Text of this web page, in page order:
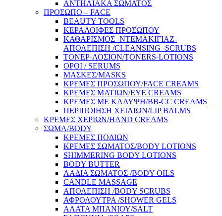
ΑΝΤΗΛΙΑΚΑ ΣΩΜΑΤΟΣ
ΠΡΟΣΩΠΟ – FACE
BEAUTY TOOLS
ΚΕΡΑΛΟΙΦΕΣ ΠΡΟΣΩΠΟΥ
ΚΑΘΑΡΙΣΜΟΣ -ΝΤΕΜΑΚΙΓΙΑΖ-
ΑΠΟΛΕΠΙΣΗ /CLEANSING -SCRUBS
ΤΟΝΕΡ-ΛΟΣΙΟΝ/TONERS-LOTIONS
ΟΡΟΙ / SERUMS
ΜΑΣΚΕΣ/MASKS
ΚΡΕΜΕΣ ΠΡΟΣΩΠΟΥ/FACE CREAMS
ΚΡΕΜΕΣ ΜΑΤΙΩΝ/EYE CREAMS
ΚΡΕΜΕΣ ΜΕ ΚΑΛΥΨΗ/BB-CC CREAMS
ΠΕΡΙΠΟΙΗΣΗ ΧΕΙΛΙΩΝ/LIP BALMS
ΚΡΕΜΕΣ ΧΕΡΙΩΝ/HAND CREAMS
ΣΩΜΑ/BODY
ΚΡΕΜΕΣ ΠΟΔΙΩΝ
ΚΡΕΜΕΣ ΣΩΜΑΤΟΣ/BODY LOTIONS
SHIMMERING BODY LOTIONS
BODY BUTTER
ΛΑΔΙΑ ΣΩΜΑΤΟΣ /BODY OILS
CANDLE MASSAGE
ΑΠΟΛΕΠΙΣΗ /BODY SCRUBS
ΑΦΡΟΛΟΥΤΡΑ /SHOWER GELS
ΑΛΑΤΑ ΜΠΑΝΙΟΥ/SALT